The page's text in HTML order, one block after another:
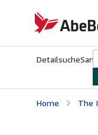
AbeBooks.de
Detailsuche
Home The